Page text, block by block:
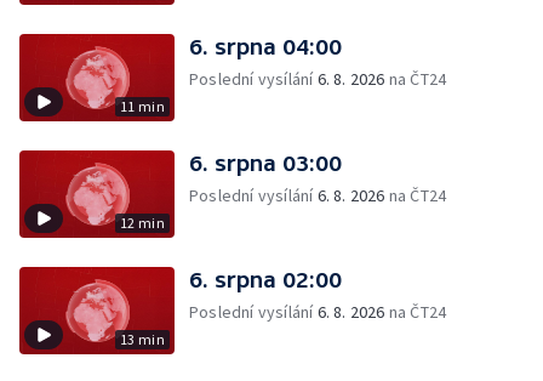
11 min
6. srpna 04:00
Poslední vysílání6. 8. 2026 na ČT24
12 min
6. srpna 03:00
Poslední vysílání6. 8. 2026 na ČT24
13 min
6. srpna 02:00
Poslední vysílání6. 8. 2026 na ČT24